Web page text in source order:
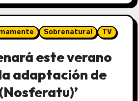
Sobrenatural TV
este verano
adaptación de